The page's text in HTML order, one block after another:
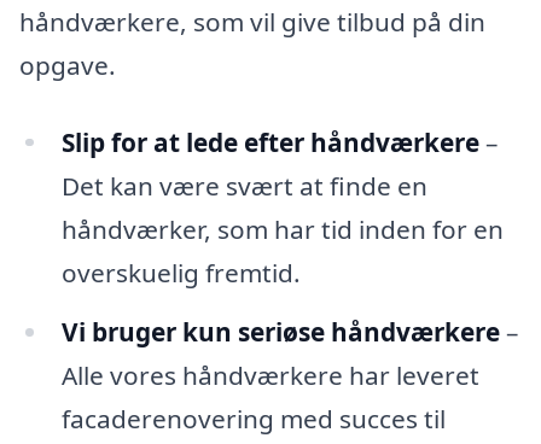
håndværkere, som vil give tilbud på din
opgave.
Slip for at lede efter håndværkere–
Det kan være svært at finde en
håndværker, som har tid inden for en
overskuelig fremtid.
Vi bruger kun seriøse håndværkere–
Alle vores håndværkere har leveret
facaderenovering med succes til